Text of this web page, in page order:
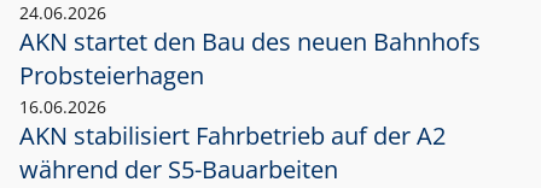
24.06.2026
AKN startet den Bau des neuen Bahnhofs
Probsteierhagen
16.06.2026
AKN stabilisiert Fahrbetrieb auf der A2
während der S5-Bauarbeiten